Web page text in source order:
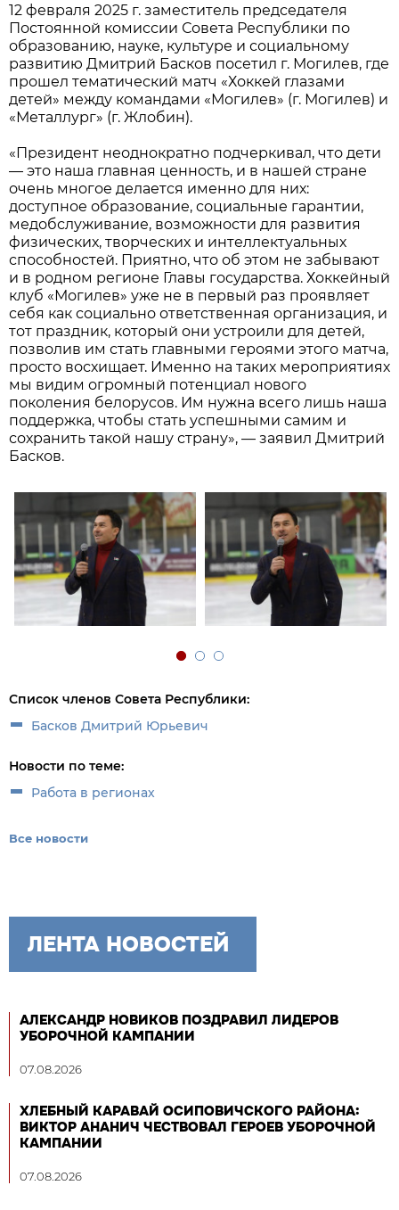
12 февраля 2025 г. заместитель председателя
Постоянной комиссии Совета Республики по
образованию, науке, культуре и социальному
развитию Дмитрий Басков посетил г. Могилев, где
прошел тематический матч «Хоккей глазами
детей» между командами «Могилев» (г. Могилев) и
«Металлург» (г. Жлобин).
«Президент неоднократно подчеркивал, что дети
— это наша главная ценность, и в нашей стране
очень многое делается именно для них:
доступное образование, социальные гарантии,
медобслуживание, возможности для развития
физических, творческих и интеллектуальных
способностей. Приятно, что об этом не забывают
и в родном регионе Главы государства. Хоккейный
клуб «Могилев» уже не в первый раз проявляет
себя как социально ответственная организация, и
тот праздник, который они устроили для детей,
позволив им стать главными героями этого матча,
просто восхищает. Именно на таких мероприятиях
мы видим огромный потенциал нового
поколения белорусов. Им нужна всего лишь наша
поддержка, чтобы стать успешными самим и
сохранить такой нашу страну», — заявил Дмитрий
Басков.
Список членов Совета Республики:
Басков Дмитрий Юрьевич
Новости по теме:
Работа в регионах
Все новости
ЛЕНТА НОВОСТЕЙ
АЛЕКСАНДР НОВИКОВ ПОЗДРАВИЛ ЛИДЕРОВ
УБОРОЧНОЙ КАМПАНИИ
07.08.2026
ХЛЕБНЫЙ КАРАВАЙ ОСИПОВИЧСКОГО РАЙОНА:
ВИКТОР АНАНИЧ ЧЕСТВОВАЛ ГЕРОЕВ УБОРОЧНОЙ
КАМПАНИИ
07.08.2026